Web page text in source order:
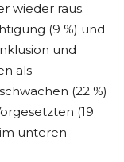
wieder raus.
(9 %) und
und
als
(22 %)
(19
unteren